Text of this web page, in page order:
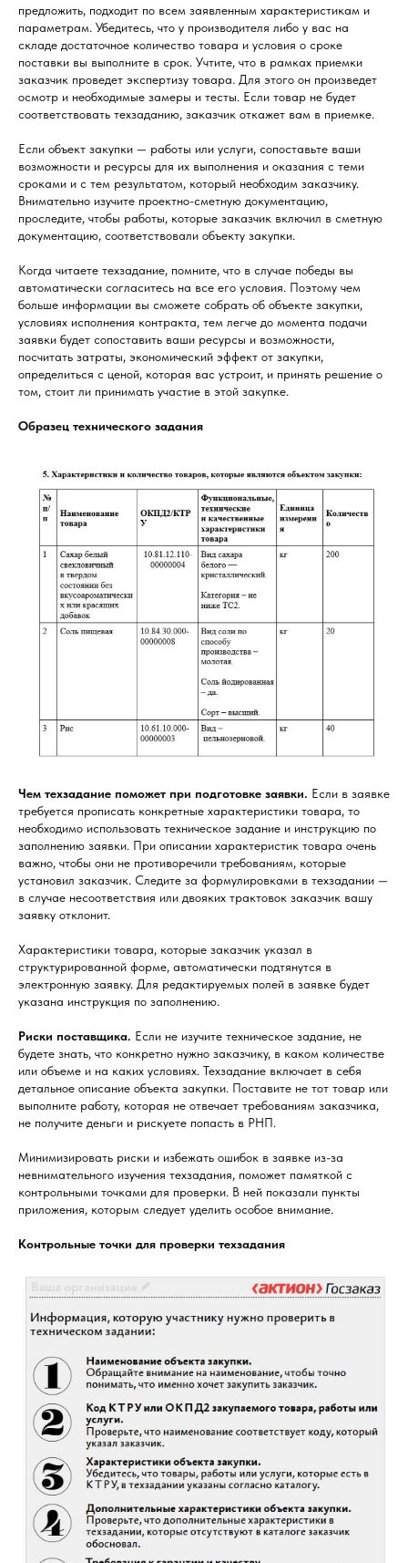
предложить, подходит по всем заявленным характеристикам и
параметрам. Убедитесь, что у производителя либо у вас на
складе достаточное количество товара и условия о сроке
поставки вы выполните в срок. Учтите, что в рамках приемки
заказчик проведет экспертизу товара. Для этого он произведет
осмотр и необходимые замеры и тесты. Если товар не будет
соответствовать техзаданию, заказчик откажет вам в приемке.
Если объект закупки — работы или услуги, сопоставьте ваши
возможности и ресурсы для их выполнения и оказания с теми
сроками и с тем результатом, который необходим заказчику.
Внимательно изучите проектно-сметную документацию,
проследите, чтобы работы, которые заказчик включил в сметную
документацию, соответствовали объекту закупки.
Когда читаете техзадание, помните, что в случае победы вы
автоматически согласитесь на все его условия. Поэтому чем
больше информации вы сможете собрать об объекте закупки,
условиях исполнения контракта, тем легче до момента подачи
заявки будет сопоставить ваши ресурсы и возможности,
посчитать затраты, экономический эффект от закупки,
определиться с ценой, которая вас устроит, и принять решение о
том, стоит ли принимать участие в этой закупке.
Образец технического задания
Чем техзадание поможет при подготовке заявки. Если в заявке
требуется прописать конкретные характеристики товара, то
необходимо использовать техническое задание и инструкцию по
заполнению заявки. При описании характеристик товара очень
важно, чтобы они не противоречили требованиям, которые
установил заказчик. Следите за формулировками в техзадании —
в случае несоответствия или двояких трактовок заказчик вашу
заявку отклонит.
Характеристики товара, которые заказчик указал в
структурированной форме, автоматически подтянутся в
электронную заявку. Для редактируемых полей в заявке будет
указана инструкция по заполнению.
Риски поставщика. Если не изучите техническое задание, не
будете знать, что конкретно нужно заказчику, в каком количестве
или объеме и на каких условиях. Техзадание включает в себя
детальное описание объекта закупки. Поставите не тот товар или
выполните работу, которая не отвечает требованиям заказчика,
не получите деньги и рискуете попасть в РНП.
Минимизировать риски и избежать ошибок в заявке из-за
невнимательного изучения техзадания, поможет памяткой с
контрольными точками для проверки. В ней показали пункты
приложения, которым следует уделить особое внимание.
Контрольные точки для проверки техзадания